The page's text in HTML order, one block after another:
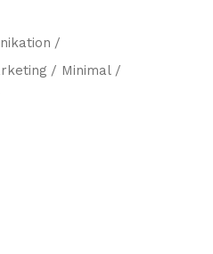
Minimal